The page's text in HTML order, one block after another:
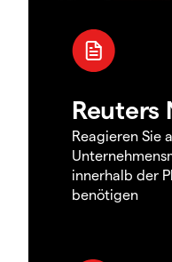
Reuters
Reagieren Sie
innerhalb der
benötigen